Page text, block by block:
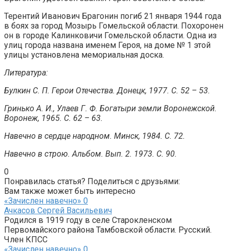
Терентий Иванович Брагонин погиб 21 января 1944 года
в боях за город Мозырь Гомельской области. Похоронен
он в городе Калинковичи Гомельской области. Одна из
улиц города названа именем Героя, на доме № 1 этой
улицы установлена мемориальная доска.
Литература:
Булкин С. П. Герои Отечества. Донецк, 1977. С. 52 – 53.
Гринько А. И., Улаев Г. Ф. Богатыри земли Воронежской.
Воронеж, 1965. С. 62 – 63.
Навечно в сердце народном. Минск, 1984. С. 72.
Навечно в строю. Альбом. Вып. 2. 1973. С. 90.
0
Понравилась статья? Поделиться с друзьями:
Вам также может быть интересно
«Зачислен навечно» 0
Ачкасов Сергей Васильевич
Родился в 1919 году в селе Старокленском
Первомайского района Тамбовской области. Русский.
Член КПСС